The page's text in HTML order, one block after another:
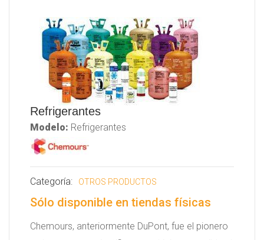
Refrigerantes
Modelo: Refrigerantes
Categoría: OTROS PRODUCTOS
Sólo disponible en tiendas físicas
Chemours, anteriormente DuPont, fue el pionero